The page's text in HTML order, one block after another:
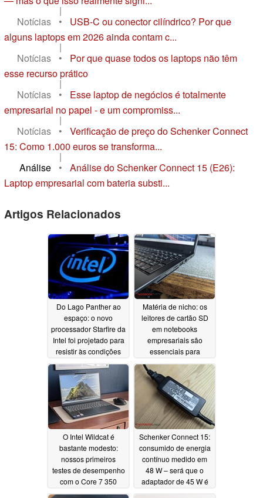
|
Notícias
•
USB-C ou conector cilíndrico? Por que
alguns laptops em 2026 ainda contam c...
|
Notícias
•
Por que quase todos os laptops não têm
esse recurso prático
|
Notícias
•
Esse laptop de negócios é totalmente
empresarial no papel - e um compromiss...
|
Notícias
•
Verificação de preço do Schenker Connect
15: Como 1.000 euros se transforma...
|
Análise
•
Análise do Schenker Connect 15 (E26):
Laptop empresarial com bateria substi...
Artigos Relacionados
Do Lago Panther ao
espaço: o novo
processador Starfire da
Intel foi projetado para
resistir às condições
espaciais
07/14/2026
Matéria de nicho: os
leitores de cartão SD
em notebooks
empresariais são
essenciais para
alguns, mas
irrelevantes para a
maioria07/13/2026
O Intel Wildcat é
bastante modesto:
nossos primeiros
testes de desempenho
com o Core 7 350
revelam resultados de
Schenker Connect 15:
consumido de energia
contínuo medido em
48 W – será que o
adaptador de 45 W é
fraco demais?